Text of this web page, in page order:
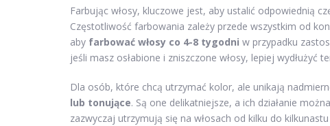
Farbując włosy, kluczowe jest, aby ustalić odpowiednią
Częstotliwość farbowania zależy przede wszystkim od
aby farbować włosy co 4-8 tygodni w przypadku
jeśli masz osłabione i zniszczone włosy, lepiej wydłużyć
Dla osób, które chcą utrzymać kolor, ale unikają
lub tonujące. Są one delikatniejsze, a ich działanie
zazwyczaj utrzymują się na włosach od kilku do